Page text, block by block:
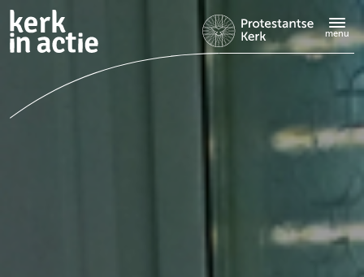
Doorgaan
naar
hoofdinhoud
menu